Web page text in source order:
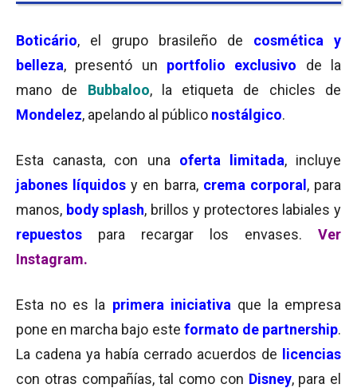
Boticário, el grupo brasileño de cosmética y
belleza, presentó un portfolio exclusivo de la
mano de Bubbaloo, la etiqueta de chicles de
Mondelez, apelando al público nostálgico.
Esta canasta, con una oferta limitada, incluye
jabones líquidos y en barra,crema corporal , para
manos, body splash, brillos y protectores labiales y
repuestos para recargar los envases. Ver
Instagram.
Esta no es la primera iniciativa que la empresa
pone en marcha bajo este formato de partnership.
La cadena ya había cerrado acuerdos de
licencias
con otras compañías, tal como con Disney, para el